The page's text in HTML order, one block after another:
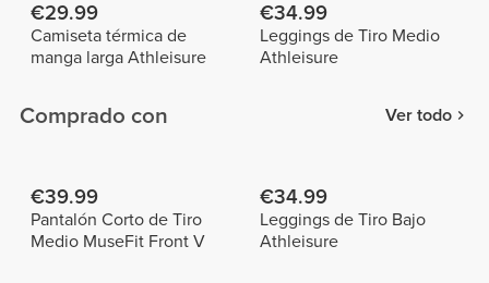
€29.99
Camiseta térmica de
manga larga Athleisure
€34.99
Leggings de Tiro Medio
Athleisure
Comprado con Ver todo
€39.99
Pantalón Corto de Tiro
Medio MuseFit Front V
€34.99
Leggings de Tiro Bajo
Athleisure